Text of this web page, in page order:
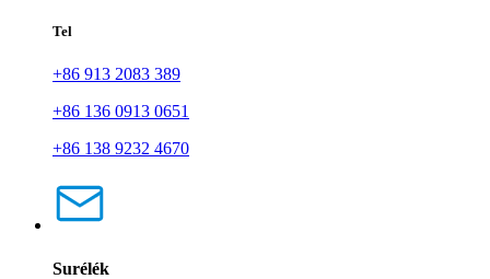
Tel
+86 913 2083 389
+86 136 0913 0651
+86 138 9232 4670
Surélék